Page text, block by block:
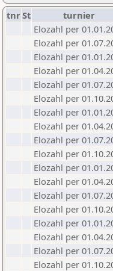
tnrSt turnier
Elozahl per
Elozahl per
Elozahl per
Elozahl per
Elozahl per
Elozahl per
Elozahl per
Elozahl per
Elozahl per
Elozahl per
Elozahl per
Elozahl per
Elozahl per
Elozahl per
Elozahl per
Elozahl per
Elozahl per
Elozahl per